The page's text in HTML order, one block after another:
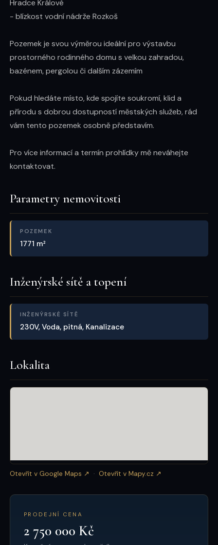
Hradce Králové
- blízkost vodní nádrže Rozkoš
Pozemek je svou výměrou ideální pro výstavbu
prostorného rodinného domu s velkou zahradou,
bazénem, pergolou či dalším zázemím
Pokud hledáte místo, kde spojíte soukromí, klid a
přírodu s dobrou dostupností městských služeb, rád
vám tento pozemek osobně představím.
Pro více informací a termín prohlídky mě neváhejte
kontaktovat.
Parametry nemovitosti
POZEMEK
1771 m²
Inženýrské sítě a topení
INŽENÝRSKÉ SÍTĚ
230V, Voda, pitná, Kanalizace
Lokalita
Otevřít v Google Maps ↗ · Otevřít v Mapy.cz ↗
PRODEJNÍ CENA
2 750 000 Kč